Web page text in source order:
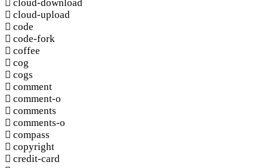
cloud-download
cloud-upload
code
code-fork
coffee
cog
cogs
comment
comment-o
comments
comments-o
compass
copyright
credit-card